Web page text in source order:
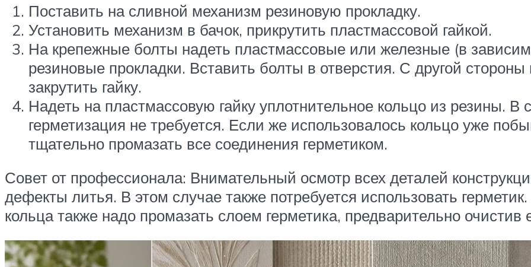
Поставить на сливной механизм резиновую прокладку.
Установить механизм в бачок, прикрутить пластмассовой гайкой.
На крепежные болты надеть пластмассовые или железные (в
резиновые прокладки. Вставить болты в отверстия. С другой
закрутить гайку.
Надеть на пластмассовую гайку уплотнительное кольцо из резины. В
герметизация не требуется. Если же использовалось кольцо уже
тщательно промазать все соединения герметиком.
Совет от профессионала: Внимательный осмотр всех деталей
дефекты литья. В этом случае также потребуется использовать
кольца также надо промазать слоем герметика, предварительно очистив